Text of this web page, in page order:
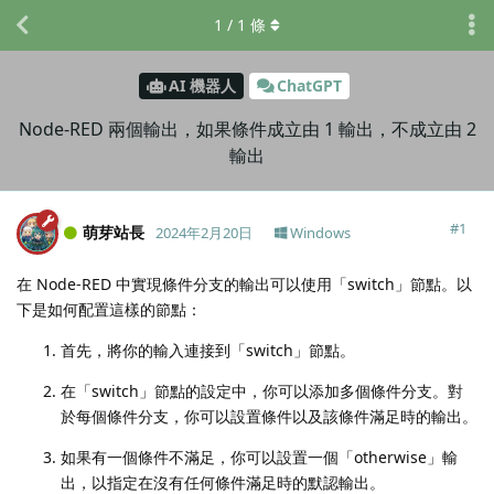
AI 機器人 ChatGPT
Node-RED 兩個輸出，如果條件成立由 1 輸出，不成立由 2
輸出
1 / 1 條
萌芽站長 2024年2月20日 #1
Windows
在 Node-RED 中實現條件分支的輸出可以使用「switch」節點。以
下是如何配置這樣的節點：
首先，將你的輸入連接到「switch」節點。
在「switch」節點的設定中，你可以添加多個條件分支。對
於每個條件分支，你可以設置條件以及該條件滿足時的輸出。
如果有一個條件不滿足，你可以設置一個「otherwise」輸
出，以指定在沒有任何條件滿足時的默認輸出。